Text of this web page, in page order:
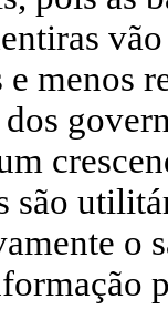
e menos
são
o